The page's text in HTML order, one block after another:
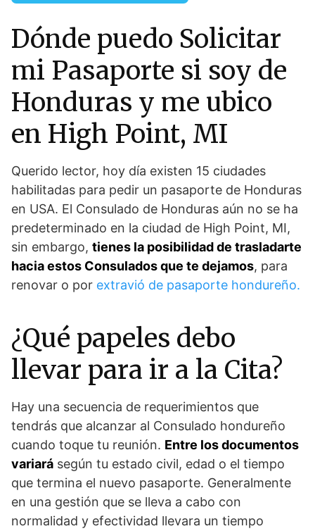
Dónde puedo Solicitar
mi Pasaporte si soy de
Honduras y me ubico
en High Point, MI
Querido lector, hoy día existen 15 ciudades
habilitadas para pedir un pasaporte de Honduras
en USA. El Consulado de Honduras aún no se ha
predeterminado en la ciudad de High Point, MI,
sin embargo, tienes la posibilidad de trasladarte
hacia estos Consulados que te dejamos, para
renovar o por extravió de pasaporte hondureño.
¿Qué papeles debo
llevar para ir a la Cita?
Hay una secuencia de requerimientos que
tendrás que alcanzar al Consulado hondureño
cuando toque tu reunión. Entre los documentos
variará según tu estado civil, edad o el tiempo
que termina el nuevo pasaporte. Generalmente
en una gestión que se lleva a cabo con
normalidad y efectividad llevara un tiempo